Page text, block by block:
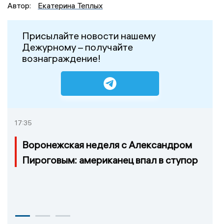
Автор:
Екатерина Теплых
Присылайте новости нашему
Дежурному – получайте
вознаграждение!
17:35
Воронежская неделя с Александром
Пироговым: американец впал в ступор